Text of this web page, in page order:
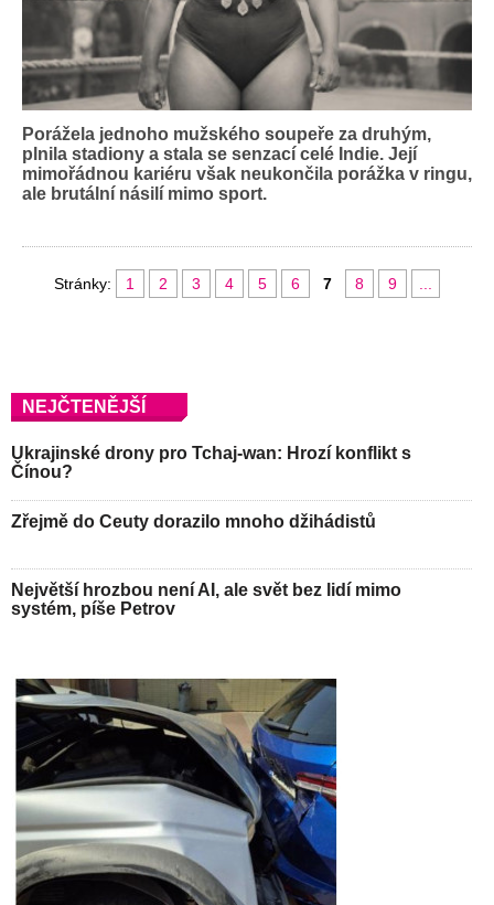
Porážela jednoho mužského soupeře za druhým,
plnila stadiony a stala se senzací celé Indie. Její
mimořádnou kariéru však neukončila porážka v ringu,
ale brutální násilí mimo sport.
Stránky: 1 2 3 4 5 6 7 8 9
NEJČTENĚJŠÍ
Ukrajinské drony pro Tchaj-wan: Hrozí konflikt s
Čínou?
Zřejmě do Ceuty dorazilo mnoho džihádistů
Největší hrozbou není AI, ale svět bez lidí mimo
systém, píše Petrov